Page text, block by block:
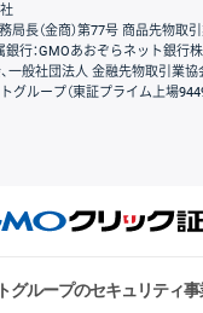
局長（金商）第77号 商品先物取
銀行：GMOあおぞらネット銀行
一般社団法人 金融先物取引業
グループ（東証プライム上場
グループのセキュリティ